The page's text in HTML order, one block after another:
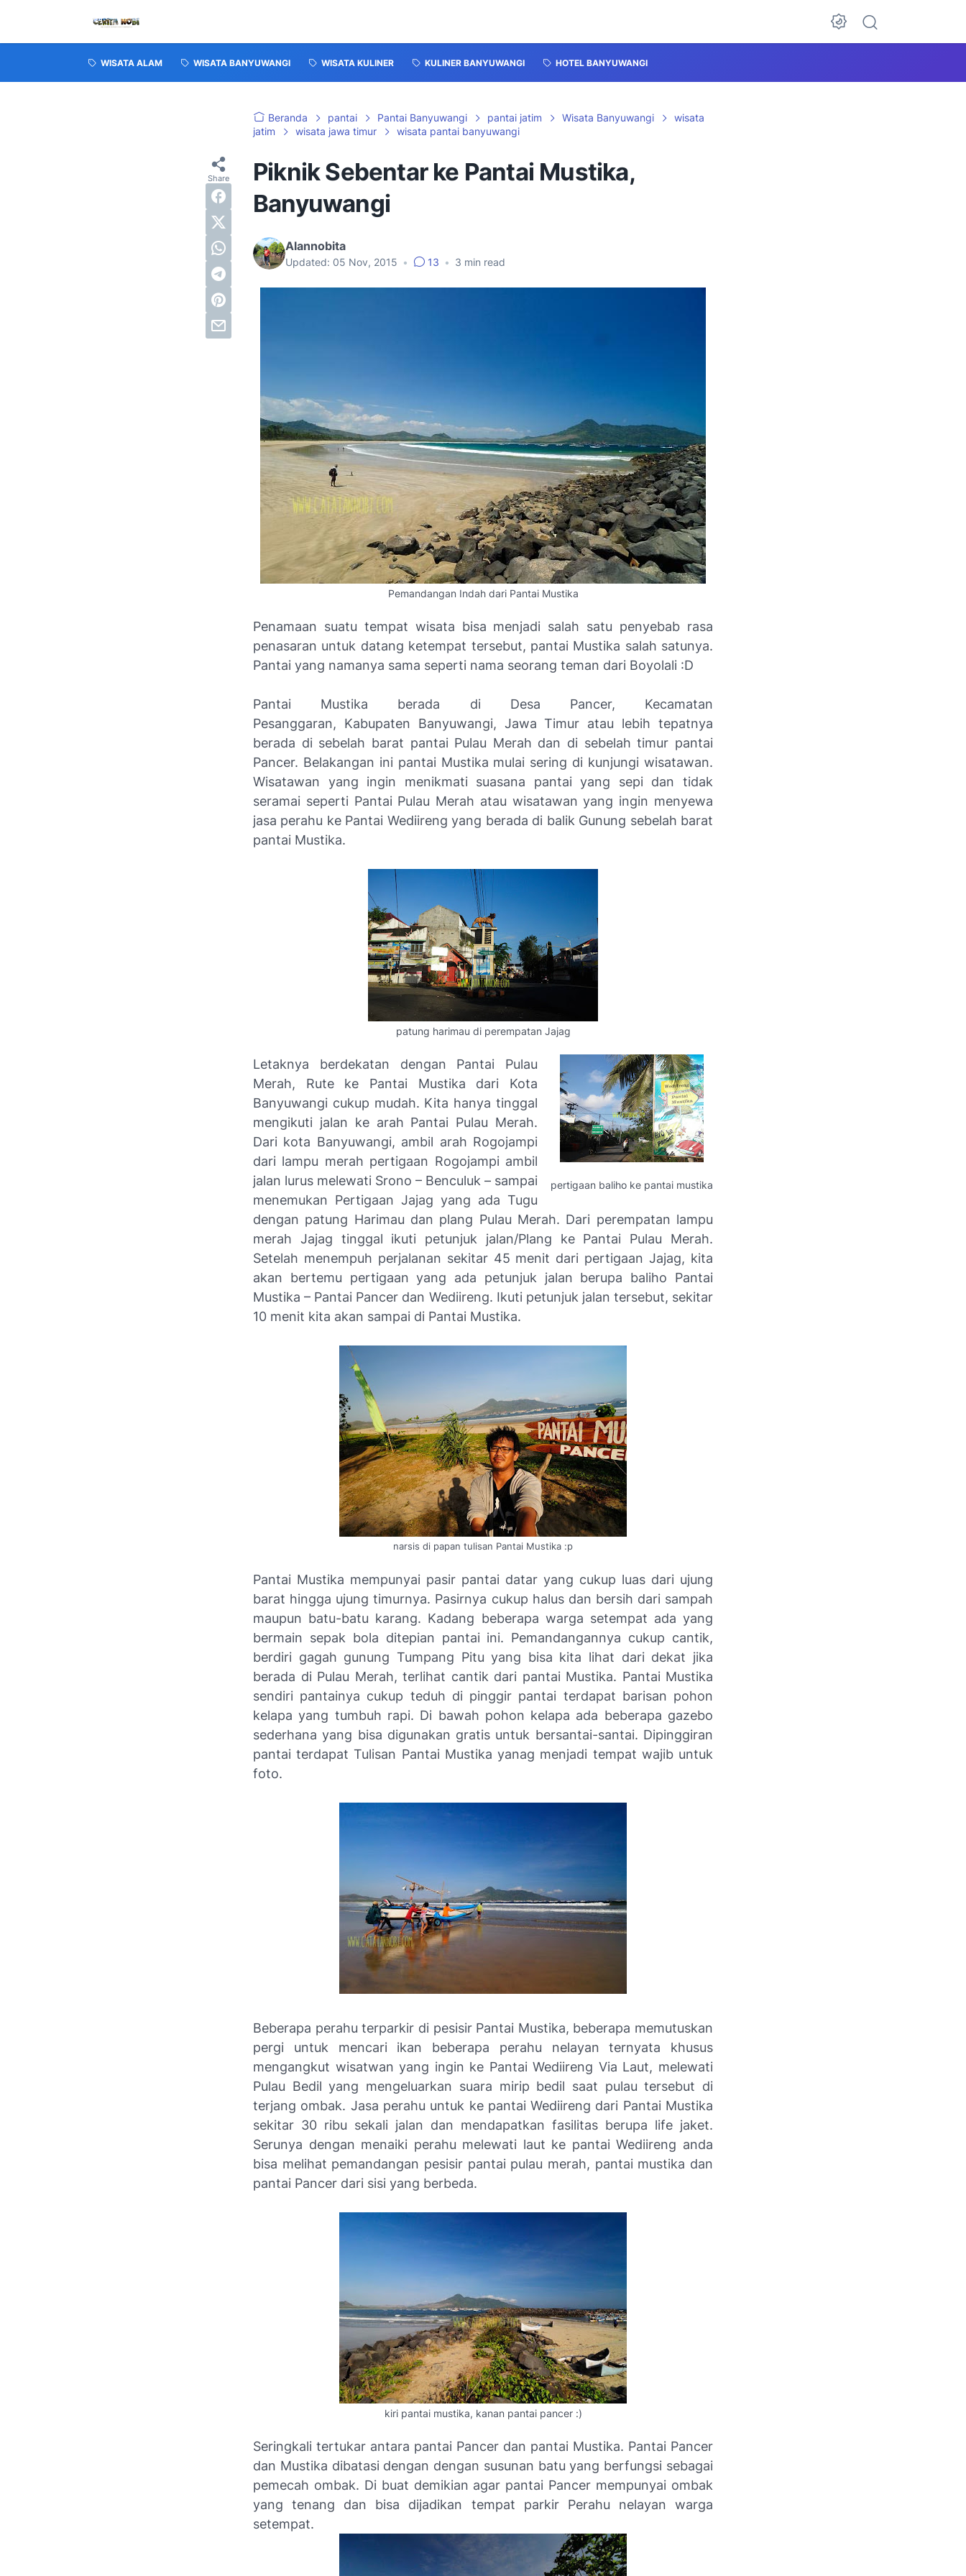
WISATA ALAM WISATA BANYUWANGI WISATA KULINER KULINER BANYUWANGI HOTEL BANYUWANGI
Beranda pantai Pantai Banyuwangi pantai jatim Wisata Banyuwangi
wisata
jatim
wisata jawa timur wisata pantai banyuwangi
Piknik Sebentar ke Pantai Mustika,
Banyuwangi
Alannobita
Updated: 05 Nov, 2015 • 13 • 3 min read
Pemandangan Indah dari Pantai Mustika
Penamaan suatu tempat wisata bisa menjadi salah satu penyebab rasa
penasaran untuk datang ketempat tersebut, pantai Mustika salah satunya.
Pantai yang namanya sama seperti nama seorang teman dari Boyolali :D
Pantai Mustika berada di Desa Pancer, Kecamatan
Pesanggaran, Kabupaten Banyuwangi, Jawa Timur atau lebih tepatnya
berada di sebelah barat pantai Pulau Merah dan di sebelah timur pantai
Pancer. Belakangan ini pantai Mustika mulai sering di kunjungi wisatawan.
Wisatawan yang ingin menikmati suasana pantai yang sepi dan tidak
seramai seperti Pantai Pulau Merah atau wisatawan yang ingin menyewa
jasa perahu ke Pantai Wediireng yang berada di balik Gunung sebelah barat
pantai Mustika.
patung harimau di perempatan Jajag
pertigaan baliho ke pantai mustika
Letaknya berdekatan dengan Pantai Pulau
Merah, Rute ke Pantai Mustika dari Kota
Banyuwangi cukup mudah. Kita hanya tinggal
mengikuti jalan ke arah Pantai Pulau Merah.
Dari kota Banyuwangi, ambil arah Rogojampi
dari lampu merah pertigaan Rogojampi ambil
jalan lurus melewati Srono – Benculuk – sampai
menemukan Pertigaan Jajag yang ada Tugu
dengan patung Harimau dan plang Pulau Merah. Dari perempatan lampu
merah Jajag tinggal ikuti petunjuk jalan/Plang ke Pantai Pulau Merah.
Setelah menempuh perjalanan sekitar 45 menit dari pertigaan Jajag, kita
akan bertemu pertigaan yang ada petunjuk jalan berupa baliho Pantai
Mustika – Pantai Pancer dan Wediireng. Ikuti petunjuk jalan tersebut, sekitar
10 menit kita akan sampai di Pantai Mustika.
narsis di papan tulisan Pantai Mustika :p
Pantai Mustika mempunyai pasir pantai datar yang cukup luas dari ujung
barat hingga ujung timurnya. Pasirnya cukup halus dan bersih dari sampah
maupun batu-batu karang. Kadang beberapa warga setempat ada yang
bermain sepak bola ditepian pantai ini. Pemandangannya cukup cantik,
berdiri gagah gunung Tumpang Pitu yang bisa kita lihat dari dekat jika
berada di Pulau Merah, terlihat cantik dari pantai Mustika. Pantai Mustika
sendiri pantainya cukup teduh di pinggir pantai terdapat barisan pohon
kelapa yang tumbuh rapi. Di bawah pohon kelapa ada beberapa gazebo
sederhana yang bisa digunakan gratis untuk bersantai-santai. Dipinggiran
pantai terdapat Tulisan Pantai Mustika yanag menjadi tempat wajib untuk
foto.
Beberapa perahu terparkir di pesisir Pantai Mustika, beberapa memutuskan
pergi untuk mencari ikan beberapa perahu nelayan ternyata khusus
mengangkut wisatwan yang ingin ke Pantai Wediireng Via Laut, melewati
Pulau Bedil yang mengeluarkan suara mirip bedil saat pulau tersebut di
terjang ombak. Jasa perahu untuk ke pantai Wediireng dari Pantai Mustika
sekitar 30 ribu sekali jalan dan mendapatkan fasilitas berupa life jaket.
Serunya dengan menaiki perahu melewati laut ke pantai Wediireng anda
bisa melihat pemandangan pesisir pantai pulau merah, pantai mustika dan
pantai Pancer dari sisi yang berbeda.
kiri pantai mustika, kanan pantai pancer :)
Seringkali tertukar antara pantai Pancer dan pantai Mustika. Pantai Pancer
dan Mustika dibatasi dengan dengan susunan batu yang berfungsi sebagai
pemecah ombak. Di buat demikian agar pantai Pancer mempunyai ombak
yang tenang dan bisa dijadikan tempat parkir Perahu nelayan warga
setempat.